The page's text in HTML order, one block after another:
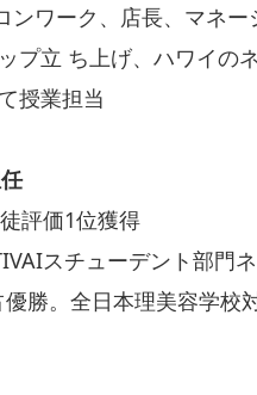
ンワーク、店長、マネー
プ立 ち上げ、ハワイの
授業担当
評価1位獲得
スチューデント部門
勝。全日本理美容学校